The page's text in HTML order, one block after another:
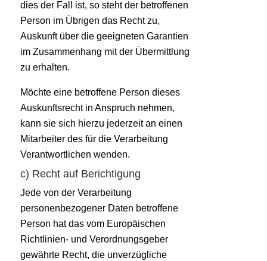
dies der Fall ist, so steht der betroffenen
Person im Übrigen das Recht zu,
Auskunft über die geeigneten Garantien
im Zusammenhang mit der Übermittlung
zu erhalten.
Möchte eine betroffene Person dieses
Auskunftsrecht in Anspruch nehmen,
kann sie sich hierzu jederzeit an einen
Mitarbeiter des für die Verarbeitung
Verantwortlichen wenden.
c) Recht auf Berichtigung
Jede von der Verarbeitung
personenbezogener Daten betroffene
Person hat das vom Europäischen
Richtlinien- und Verordnungsgeber
gewährte Recht, die unverzügliche